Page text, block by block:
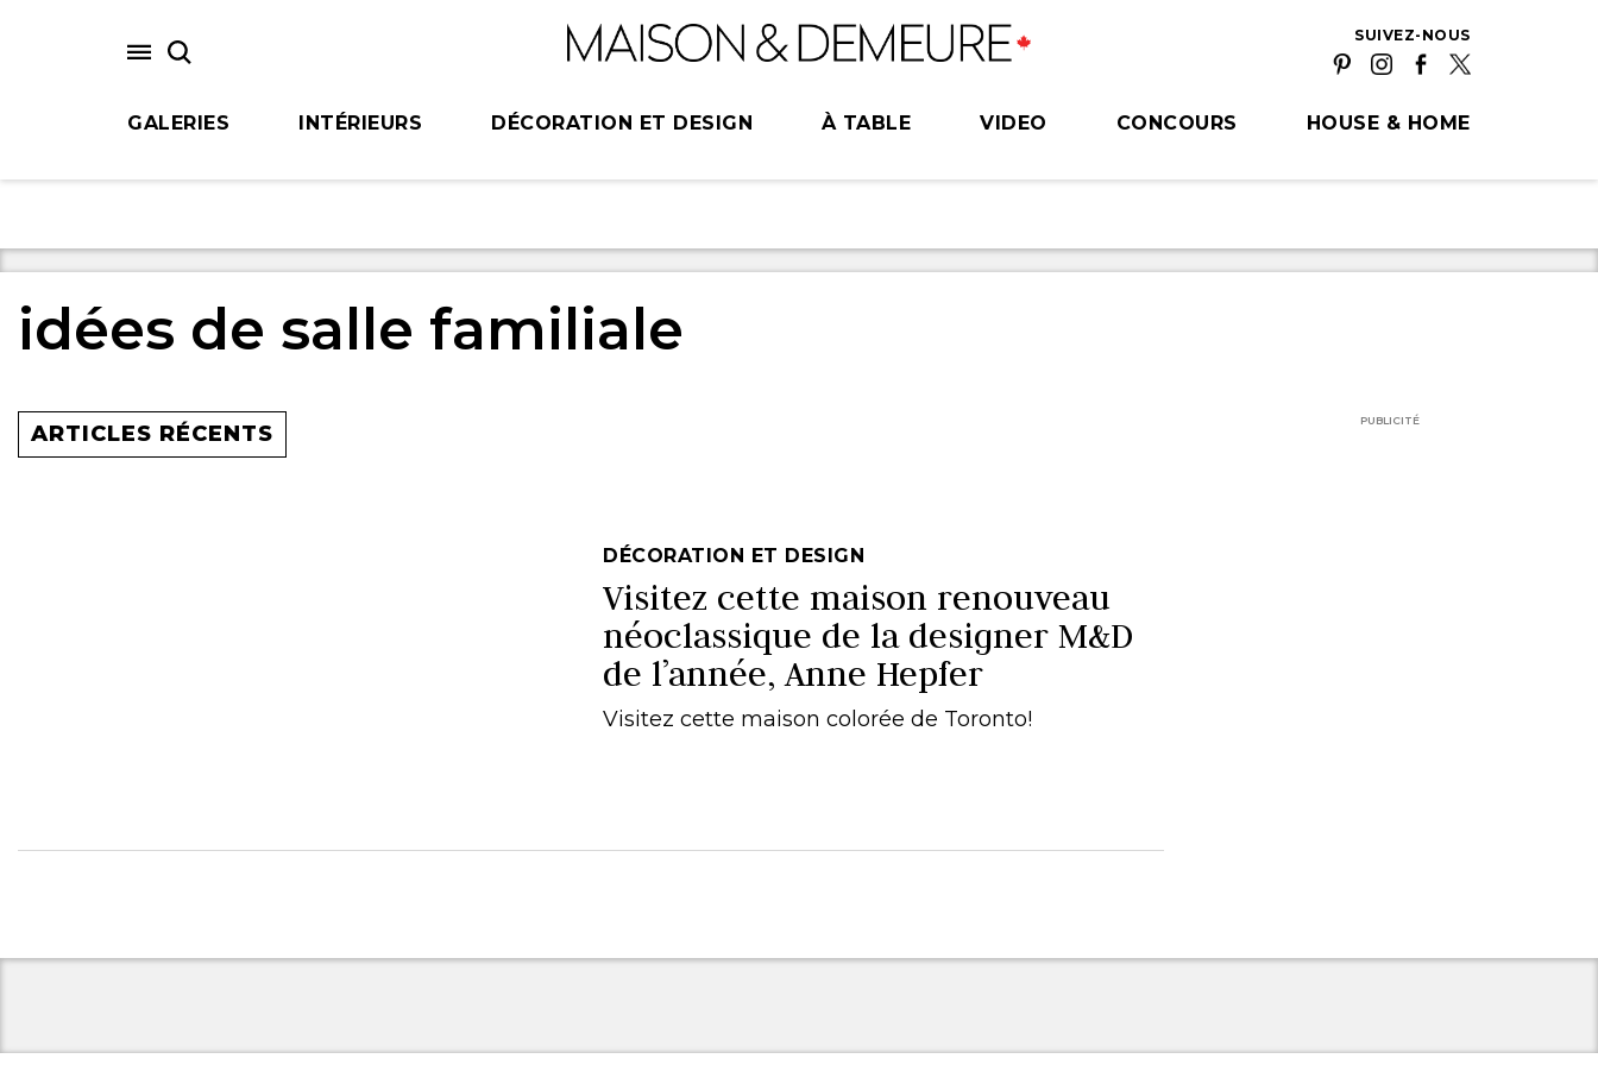
SUIVEZ-NOUS
GALERIES INTÉRIEURS DÉCORATION ET DESIGN À TABLE VIDEO CONCOURS HOUSE & HOME
idées de salle familiale
ARTICLES RÉCENTS
DÉCORATION ET DESIGN
Visitez cette maison renouveau
néoclassique de la designer M&D
de l’année, Anne Hepfer
Visitez cette maison colorée de Toronto!
PUBLICITÉ